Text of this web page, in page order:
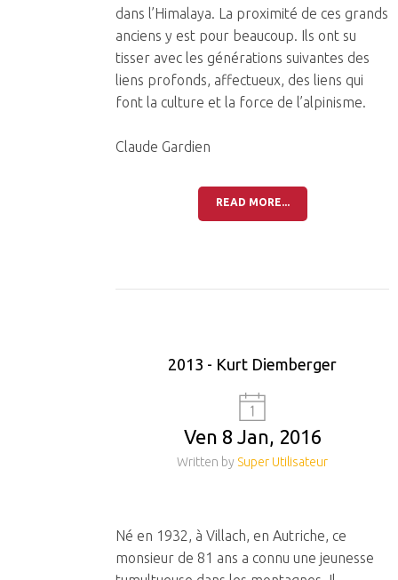
dans l’Himalaya. La proximité de ces grands
anciens y est pour beaucoup. Ils ont su
tisser avec les générations suivantes des
liens profonds, affectueux, des liens qui
font la culture et la force de l’alpinisme.
Claude Gardien
READ MORE...
2013 - Kurt Diemberger
Ven 8 Jan, 2016
Written by Super Utilisateur
Né en 1932, à Villach, en Autriche, ce
monsieur de 81 ans a connu une jeunesse